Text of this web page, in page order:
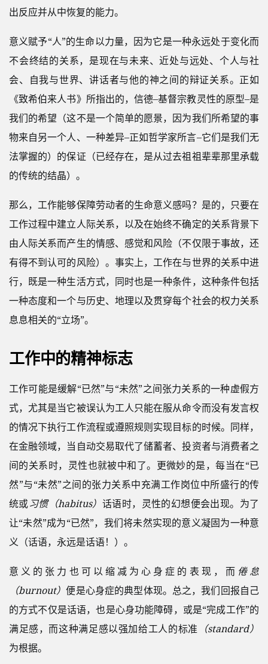
出反应并从中恢复的能力。
意义赋予“人”的生命以力量，因为它是一种永远处于变化而
不会终结的关系，是现在与未来、近处与远处、个人与社
会、自我与世界、讲话者与他的神之间的辩证关系。正如
《致希伯来人书》所指出的，信德–基督宗教灵性的原型–是
我们的希望（这不是一个简单的愿景，因为我们所希望的事
物来自另一个人、一种差异–正如哲学家所言–它们是我们无
法掌握的）的保证（已经存在，是从过去祖祖辈辈那里承载
的传统的结晶）。
那么，工作能够保障劳动者的生命意义感吗？是的，只要在
工作过程中建立人际关系，以及在始终不确定的关系背景下
由人际关系而产生的情感、感觉和风险（不仅限于事故，还
有得不到认可的风险）。事实上，工作在与世界的关系中进
行，既是一种生活方式，同时也是一种条件，这种条件包括
一种态度和一个与历史、地理以及贯穿每个社会的权力关系
息息相关的“立场”。
工作中的精神标志
工作可能是缓解“已然”与“未然”之间张力关系的一种虚假方
式，尤其是当它被误认为工人只能在服从命令而没有发言权
的情况下执行工作流程或遵照规则实现目标的时候。同样，
在金融领域，当自动交易取代了储蓄者、投资者与消费者之
间的关系时，灵性也就被中和了。更微妙的是，每当在“已
然”与“未然”之间的张力关系中充满工作岗位中所盛行的传
统或习惯（habitus） 话语时，灵性的幻想便会出现。为了
让“未然”成为“已然”，我们将未然实现的意义凝固为一种意
义（话语，永远是话语！）。
意义的张力也可以缩减为心身症的表现，而 倦怠
（burnout）便是心身症的典型体现。总之，我们回报自己
的方式不仅是话语，也是心身功能障碍，或是“完成工作”的
满足感，而这种满足感以强加给工人的标准 （standard）
为根据。